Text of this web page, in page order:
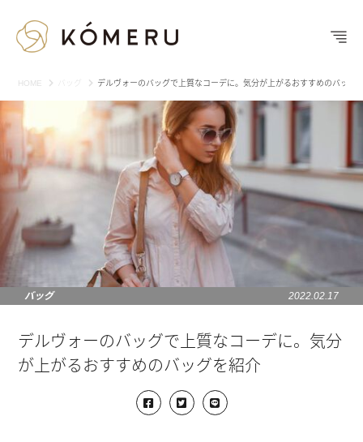
HOME デルヴォーのバッグで上質なコーデに。気分が上がるおすすめのバッグ
バッグ 2022.02.17
デルヴォーのバッグで上質なコーデに。気分
が上がるおすすめのバッグを紹介